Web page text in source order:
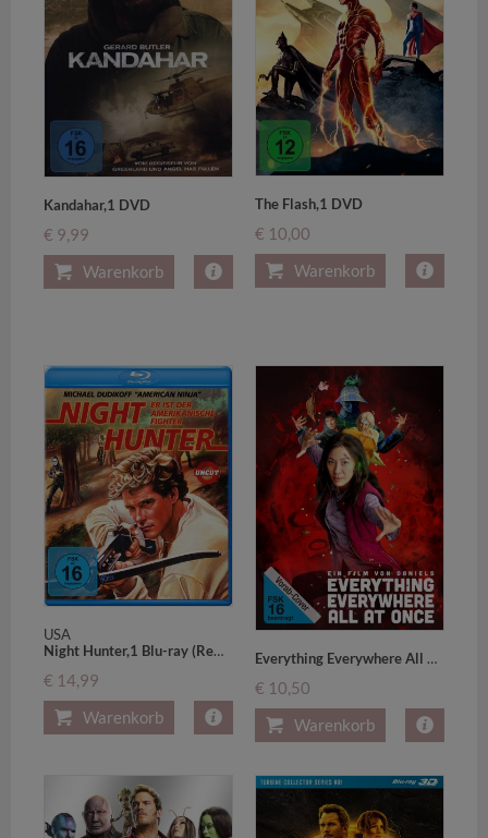
Kandahar,1 DVD
€ 9,99
Warenkorb
The Flash,1 DVD
€ 10,00
Warenkorb
USA
Night Hunter,1 Blu-ray (Remastered)
€ 14,99
Warenkorb
Everything Everywhere All At Once,1 DVD
€ 10,50
Warenkorb